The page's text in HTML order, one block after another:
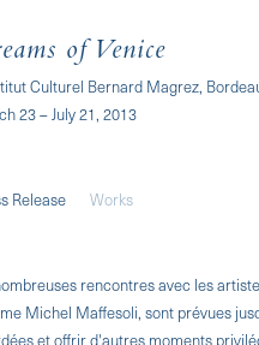
of Venice
Culturel Bernard Magrez,
23 – July 21, 2013
Release Works
rencontres avec les
Michel Maffesoli, sont prévues
et offrir d'autres moments